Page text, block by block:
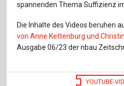
spannenden Thema Suffizienz
Die Inhalte des Videos beruhen
von Anne Kettenburg und
Ausgabe 06/23 der nbau
YOUTUBE-